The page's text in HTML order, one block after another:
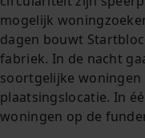
mogelijk
dagen bouwt
fabriek. In de nacht
soortgelijke woningen
plaatsingslocatie. In
woningen op de